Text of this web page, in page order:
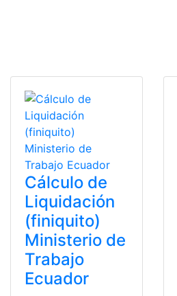
Cálculo de
Liquidación
(finiquito)
Ministerio de
Trabajo
Ecuador